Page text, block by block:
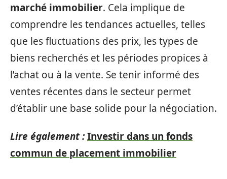
marché immobilier. Cela implique de
comprendre les tendances actuelles, telles
que les fluctuations des prix, les types de
biens recherchés et les périodes propices à
l’achat ou à la vente. Se tenir informé des
ventes récentes dans le secteur permet
d’établir une base solide pour la négociation.
Lire également :Investir dans un fonds
commun de placement immobilier